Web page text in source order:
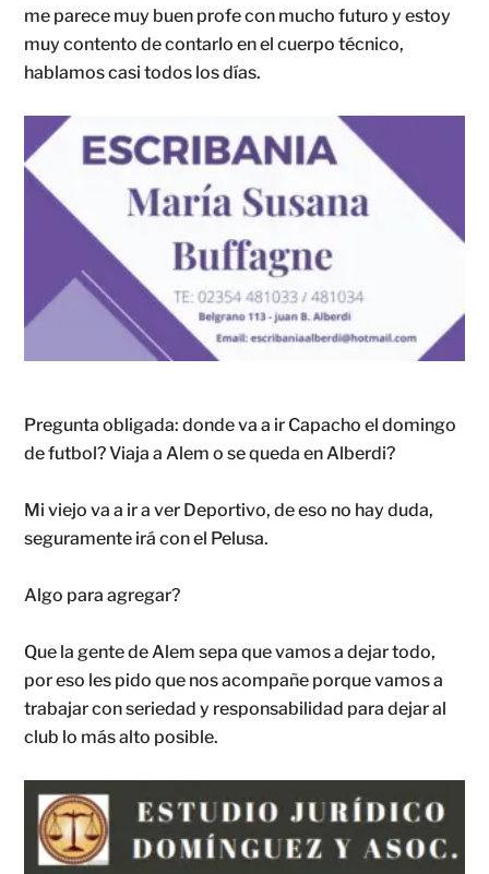
me parece muy buen profe con mucho futuro y estoy
muy contento de contarlo en el cuerpo técnico,
hablamos casi todos los días.
Pregunta obligada: donde va a ir Capacho el domingo
de futbol? Viaja a Alem o se queda en Alberdi?
Mi viejo va a ir a ver Deportivo, de eso no hay duda,
seguramente irá con el Pelusa.
Algo para agregar?
Que la gente de Alem sepa que vamos a dejar todo,
por eso les pido que nos acompañe porque vamos a
trabajar con seriedad y responsabilidad para dejar al
club lo más alto posible.